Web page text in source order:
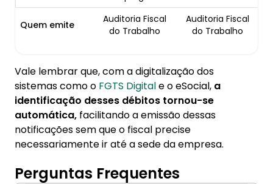
Quem emite
Auditoria Fiscal
do Trabalho
Auditoria Fiscal
do Trabalho
Vale lembrar que, com a digitalização dos
sistemas como o FGTS Digitale o eSocial, a
identificação desses débitos tornou-se
automática, facilitando a emissão dessas
notificações sem que o fiscal precise
necessariamente ir até a sede da empresa.
Perguntas Frequentes